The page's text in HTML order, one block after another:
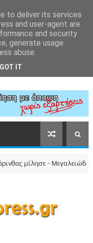
- Μεγαλειώδης
to deliver its services
and user-agent are
and security
generate usage
abuse.
GOT IT